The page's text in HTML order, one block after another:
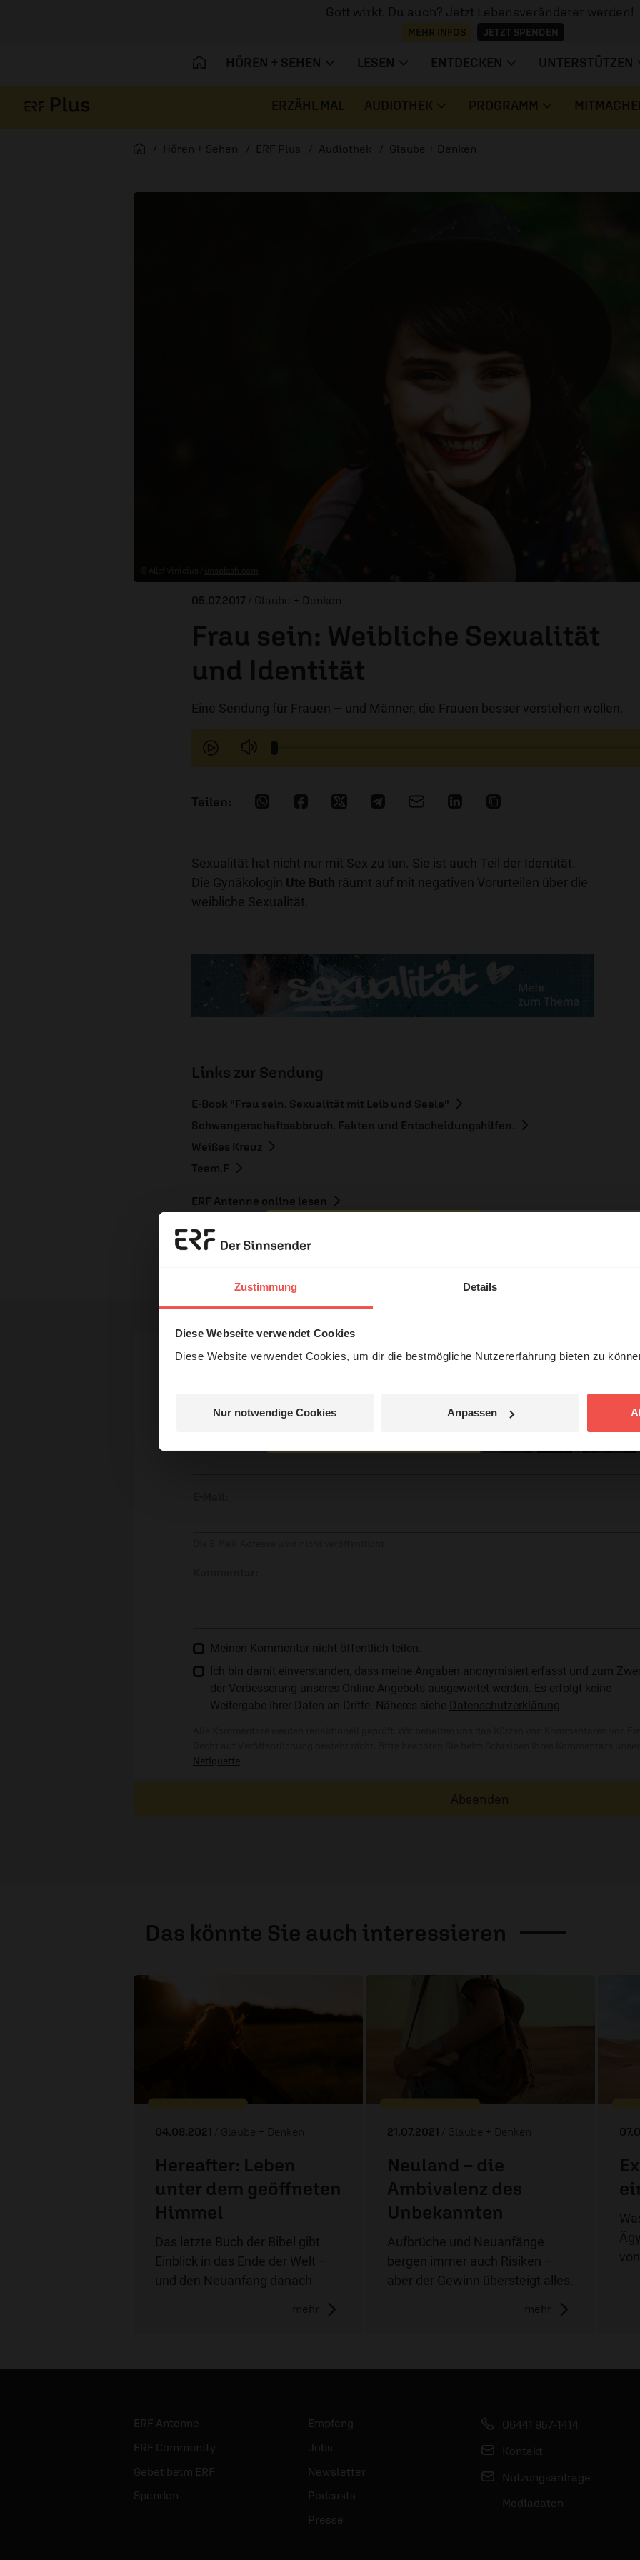
Zustimmung Details
Diese Webseite verwendet Cookies
Diese Website verwendet Cookies, um dir die bestmögliche Nutzererfahrung bieten zu
Nur notwendige Cookies Anpassen
Gott wirkt. Du auch? Jetzt Lebensveränderer werden!
MEHR INFOS JETZT SPENDEN
HÖREN + SEHEN LESEN ENTDECKEN UNTERSTÜTZEN
ERZÄHL MAL AUDIOTHEK PROGRAMM
Startseite
Hören + Sehen ERF Plus Audiothek Glaube + Denken
05.07.2017 / Glaube + Denken
Frau sein: Weibliche Sexualität
und Identität
Eine Sendung für Frauen – und Männer, die Frauen besser verstehen wollen.
Sexualität hat nicht nur mit Sex zu tun. Sie ist auch Teil der Identität.
Die Gynäkologin Ute Buth räumt auf mit negativen Vorurteilen über die
weibliche Sexualität.
Links zur Sendung
E-Book "Frau sein. Sexualität mit Leib und Seele"
Schwangerschaftsabbruch. Fakten und Entscheidungshilfen.
Weißes Kreuz
Team.F
ERF Antenne online lesen
Meinen Kommentar nicht öffentlich teilen.
Ich bin damit einverstanden, dass meine Angaben anonymisiert erfasst und zum
der Verbesserung unseres Online-Angebots ausgewertet werden. Es erfolgt keine
Weitergabe Ihrer Daten an Dritte. Näheres siehe Datenschutzerklärung
Netiquette
Absenden
Das könnte Sie auch interessieren
04.08.2021 / Glaube + Denken
Hereafter: Leben
unter dem geöffneten
Himmel
Das letzte Buch der Bibel gibt
Einblick in das Ende der Welt –
und den Neuanfang danach.
mehr
21.07.2021 / Glaube + Denken
Neuland – die
Ambivalenz des
Unbekannten
Aufbrüche und Neuanfänge
bergen immer auch Risiken –
aber der Gewinn übersteigt alles.
mehr
ERF Antenne
ERF Community
Gebet beim ERF
Spenden
Empfang
Jobs
Newsletter
Podcasts
Presse
06441 957-1414
Kontakt
Nutzungsanfrage
Mediadaten
Erzähl mal!
Das erleben unsere Hörerinnen
und Hörer mit Gott ...
Jetzt Geschichten